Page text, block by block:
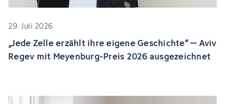
29. Juli 2026
„Jede Zelle erzählt ihre eigene Geschichte“ – Aviv
Regev mit Meyenburg-Preis 2026 ausgezeichnet